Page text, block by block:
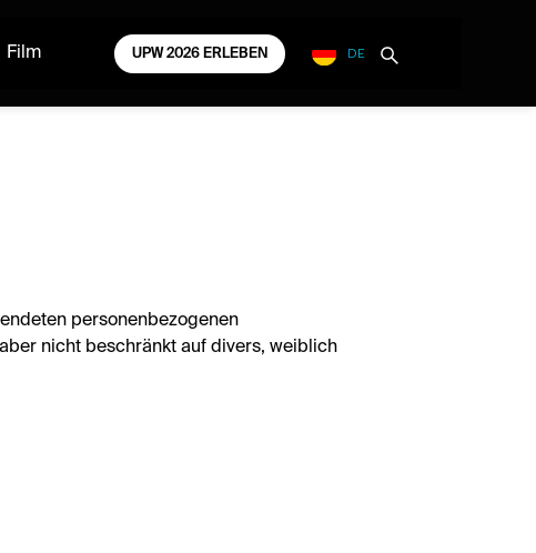
Film UPW 2026 ERLEBEN DE
personenbezogenen
nicht beschränkt auf divers, weiblich